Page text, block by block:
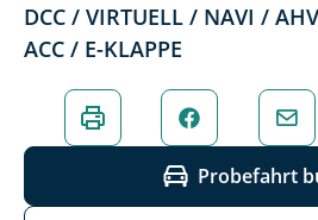
DCC / VIRTUELL / NAVI /
ACC / E-KLAPPE
Probefahrt